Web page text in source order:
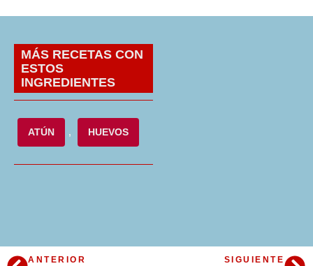
MÁS RECETAS CON
ESTOS
INGREDIENTES
ATÚN , HUEVOS
ANTERIOR
SIGUIENTE